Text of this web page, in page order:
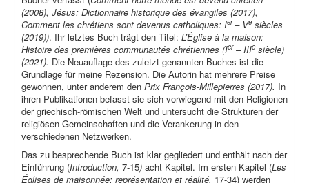
(2008), Jésus: Dictionnaire historique des évangiles (2017),
Comment les chrétiens sont devenus catholiques: Ier– Ve siècles
(2019)). Ihr letztes Buch trägt den Titel: L’Église à la maison:
Histoire des premières communautés chrétiennes (Ier– IIIe siècle)
(2021). Die Neuauflage des zuletzt genannten Buches ist die
Grundlage für meine Rezension. Die Autorin hat mehrere Preise
gewonnen, unter anderem den Prix François-Millepierres (2017). In
ihren Publikationen befasst sie sich vorwiegend mit den Religionen
der griechisch-römischen Welt und untersucht die Strukturen der
religiösen Gemeinschaften und die Verankerung in den
verschiedenen Netzwerken.
Das zu besprechende Buch ist klar gegliedert und enthält nach der
Einführung (Introduction, 7-15) acht Kapitel. Im ersten Kapitel (Les
Églises de maisonnée: représentation et réalité, 17-34) werden